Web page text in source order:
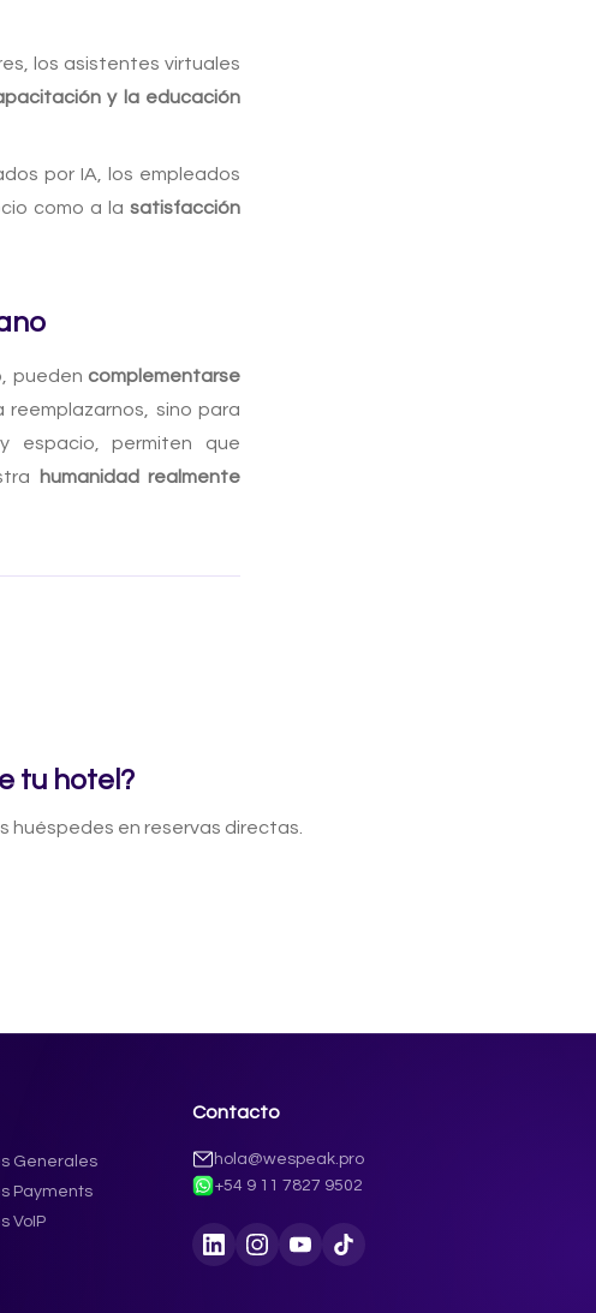
los asistentes virtuales
y la educación
por IA, los empleados
como a la satisfacción
pueden complementarse
sino para
espacio, permiten que
humanidad realmente
tu hotel?
huéspedes en reservas directas.
Generales
Payments
VoIP
Contacto
hola@wespeak.pro
+54 9 11 7827 9502